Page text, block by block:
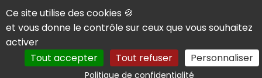
Panneau de gestion des cookies
Ce site utilise des cookies 🍪
et vous donne le contrôle sur ceux que vous souhaitez
activer
Tout accepter
Tout refuser Personnaliser
Politique de confidentialitéRechercher